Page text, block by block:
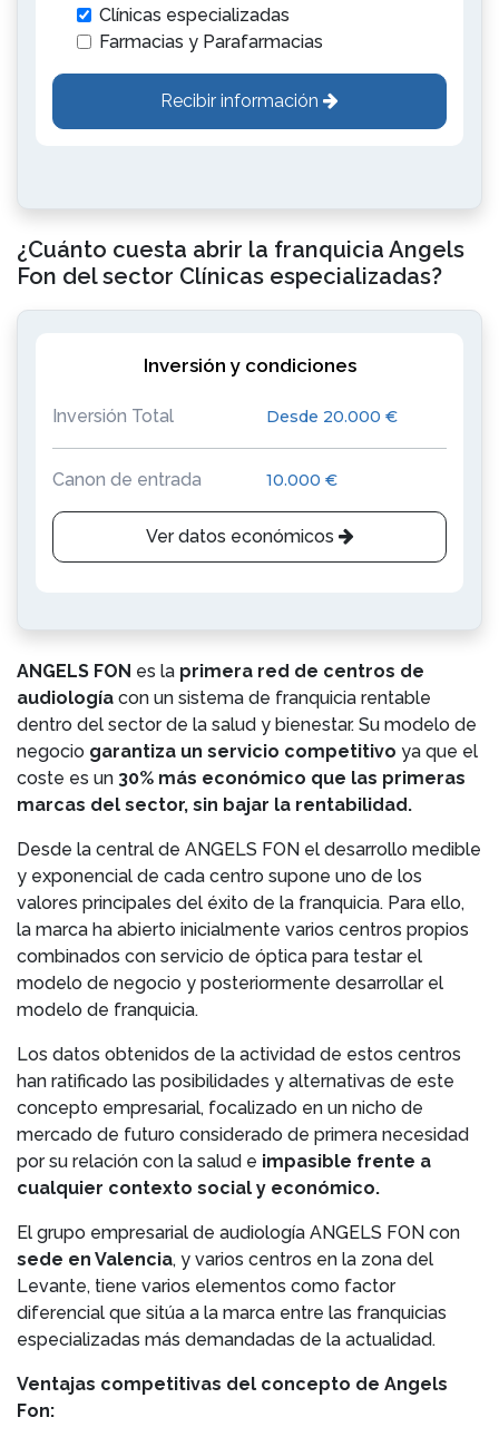
Clínicas especializadas
Farmacias y Parafarmacias
Recibir información
¿Cuánto cuesta abrir la franquicia Angels
Fon del sector Clínicas especializadas?
Inversión y condiciones
Inversión Total Desde 20.000 €
Canon de entrada 10.000 €
Ver datos económicos
ANGELS FON es la primera red de centros de
audiología con un sistema de franquicia rentable
dentro del sector de la salud y bienestar. Su modelo de
negocio garantiza un servicio competitivo ya que el
coste es un 30% más económico que las primeras
marcas del sector, sin bajar la rentabilidad.
Desde la central de ANGELS FON el desarrollo medible
y exponencial de cada centro supone uno de los
valores principales del éxito de la franquicia. Para ello,
la marca ha abierto inicialmente varios centros propios
combinados con servicio de óptica para testar el
modelo de negocio y posteriormente desarrollar el
modelo de franquicia.
Los datos obtenidos de la actividad de estos centros
han ratificado las posibilidades y alternativas de este
concepto empresarial, focalizado en un nicho de
mercado de futuro considerado de primera necesidad
por su relación con la salud e impasible frente a
cualquier contexto social y económico.
El grupo empresarial de audiología ANGELS FON con
sede en Valencia, y varios centros en la zona del
Levante, tiene varios elementos como factor
diferencial que sitúa a la marca entre las franquicias
especializadas más demandadas de la actualidad.
Ventajas competitivas del concepto de Angels
Fon: